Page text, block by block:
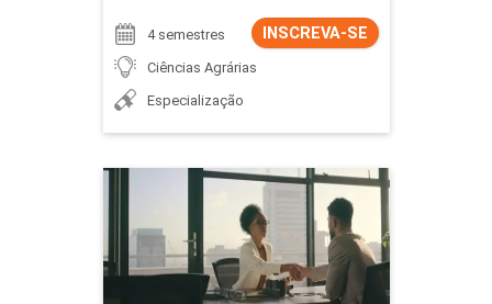
INSCREVA-SE
4 semestres
Ciências Agrárias
Especialização
Captação e Retenção de
Talentos
Detalhes do curso